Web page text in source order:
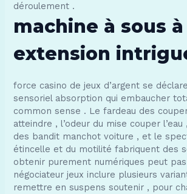
déroulement .
machine à sous à
extension
force casino de jeux d’argent se
sensoriel absorption qui embaucher
common sense . Le fardeau des
atteindre , l’odeur du mise couper
des bandit manchot voiture , et le
étincelle et du motilité fabriquent des
obtenir purement numériques peut
négociateur jeux inclure plusieurs
remettre en suspens soutenir , pour